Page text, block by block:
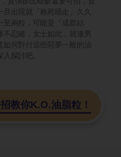
旦出現就「賴死唔走」久久
兩粒，可能是「成群結
不忍睹，女士如此，就連男
何對付這些惡夢一般的油
探討吧。
教你K.O.油脂粒！